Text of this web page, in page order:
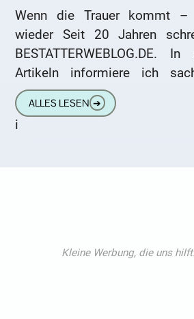
Wenn die Trauer kommt
wieder Seit 20 Jahren
BESTATTERWEBLOG.DE.
Artikeln informiere ich
unterhaltsamer Form über die
ALLES LESEN ➔
i